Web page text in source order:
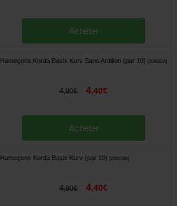
Acheter
Hameçons Korda Basix Kurv Sans Ardillon (par 10) 209681A]
4,90€ 4,40€
Acheter
Hameçons Korda Basix Kurv (par 10) 209678A]
4,90€ 4,40€